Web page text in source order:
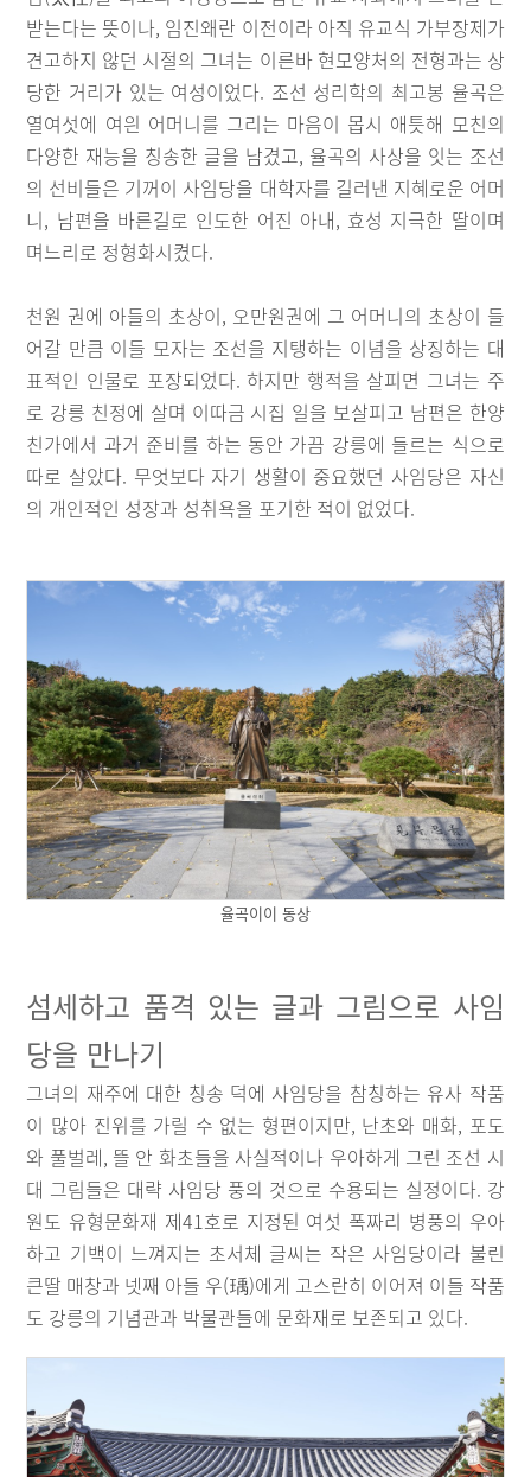
받는다는 뜻이나, 임진왜란 이전이라 아직 유교식 가부장제가
견고하지 않던 시절의 그녀는 이른바 현모양처의 전형과는 상
당한 거리가 있는 여성이었다. 조선 성리학의 최고봉 율곡은
열여섯에 여읜 어머니를 그리는 마음이 몹시 애틋해 모친의
다양한 재능을 칭송한 글을 남겼고, 율곡의 사상을 잇는 조선
의 선비들은 기꺼이 사임당을 대학자를 길러낸 지혜로운 어머
니, 남편을 바른길로 인도한 어진 아내, 효성 지극한 딸이며
며느리로 정형화시켰다.
천원 권에 아들의 초상이, 오만원권에 그 어머니의 초상이 들
어갈 만큼 이들 모자는 조선을 지탱하는 이념을 상징하는 대
표적인 인물로 포장되었다. 하지만 행적을 살피면 그녀는 주
로 강릉 친정에 살며 이따금 시집 일을 보살피고 남편은 한양
친가에서 과거 준비를 하는 동안 가끔 강릉에 들르는 식으로
따로 살았다. 무엇보다 자기 생활이 중요했던 사임당은 자신
의 개인적인 성장과 성취욕을 포기한 적이 없었다.
율곡이이 동상
섬세하고 품격 있는 글과 그림으로 사임
당을 만나기
그녀의 재주에 대한 칭송 덕에 사임당을 참칭하는 유사 작품
이 많아 진위를 가릴 수 없는 형편이지만, 난초와 매화, 포도
와 풀벌레, 뜰 안 화초들을 사실적이나 우아하게 그린 조선 시
대 그림들은 대략 사임당 풍의 것으로 수용되는 실정이다. 강
원도 유형문화재 제41호로 지정된 여섯 폭짜리 병풍의 우아
하고 기백이 느껴지는 초서체 글씨는 작은 사임당이라 불린
큰딸 매창과 넷째 아들 우(瑀)에게 고스란히 이어져 이들 작품
도 강릉의 기념관과 박물관들에 문화재로 보존되고 있다.